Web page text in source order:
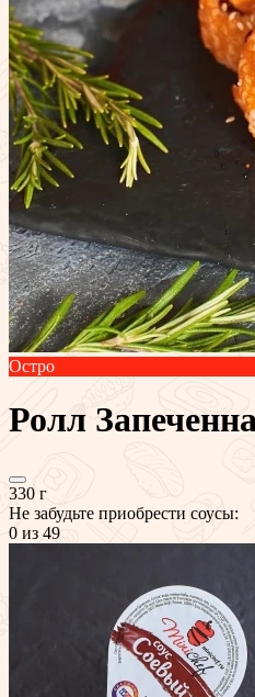
Остро
Ролл
330 г
Не забудьте приобрести соусы:
0 из 49